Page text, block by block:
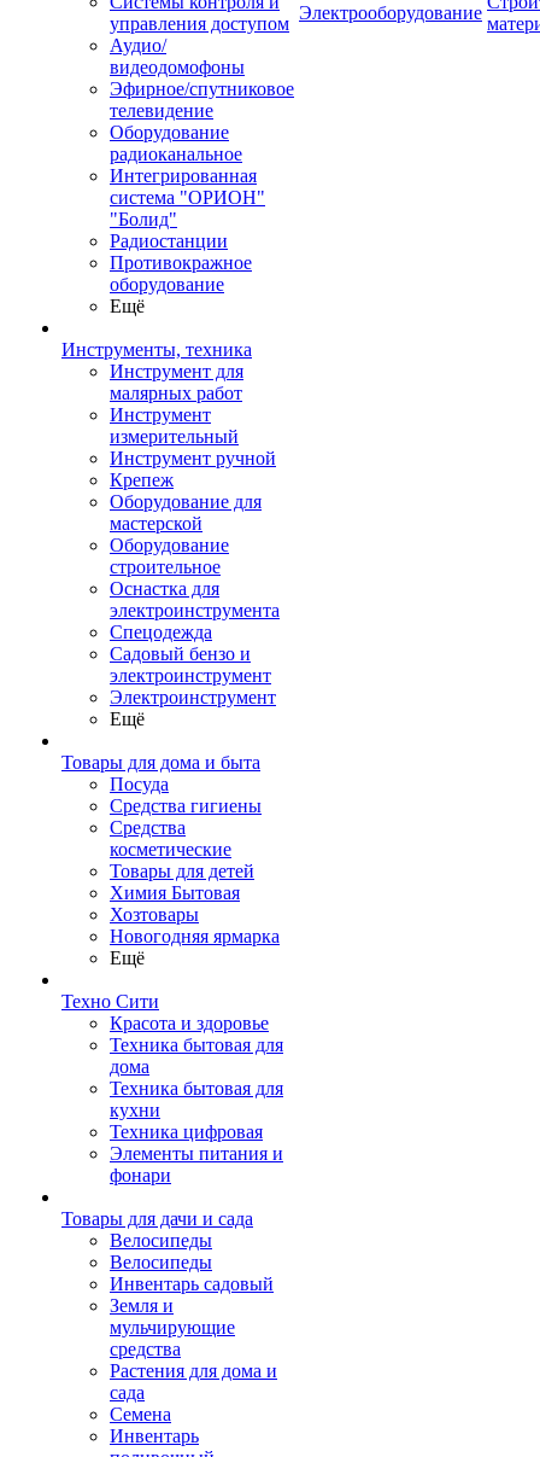
управления доступом
Аудио/
видеодомофоны
Эфирное/спутниковое
телевидение
Оборудование
радиоканальное
Интегрированная
система "ОРИОН"
"Болид"
Радиостанции
Противокражное
оборудование
Ещё
Инструменты, техника
Инструмент для
малярных работ
Инструмент
измерительный
Инструмент ручной
Крепеж
Оборудование для
мастерской
Оборудование
строительное
Оснастка для
электроинструмента
Спецодежда
Садовый бензо и
электроинструмент
Электроинструмент
Ещё
Товары для дома и быта
Посуда
Средства гигиены
Средства
косметические
Товары для детей
Химия Бытовая
Хозтовары
Новогодняя ярмарка
Ещё
Техно Сити
Красота и здоровье
Техника бытовая для
дома
Техника бытовая для
кухни
Техника цифровая
Элементы питания и
фонари
Товары для дачи и сада
Велосипеды
Велосипеды
Инвентарь садовый
Земля и
мульчирующие
средства
Растения для дома и
сада
Семена
Инвентарь
Электрооборудование